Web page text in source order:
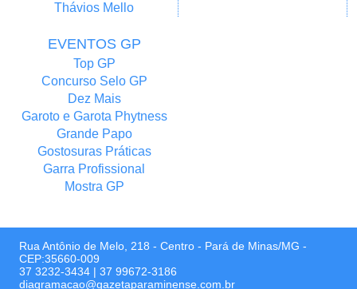
Thávios Mello
EVENTOS GP
Top GP
Concurso Selo GP
Dez Mais
Garoto e Garota Phytness
Grande Papo
Gostosuras Práticas
Garra Profissional
Mostra GP
Rua Antônio de Melo, 218 - Centro - Pará de Minas/MG -
CEP:35660-009
37 3232-3434 | 37 99672-3186
diagramacao@gazetaparaminense.com.br